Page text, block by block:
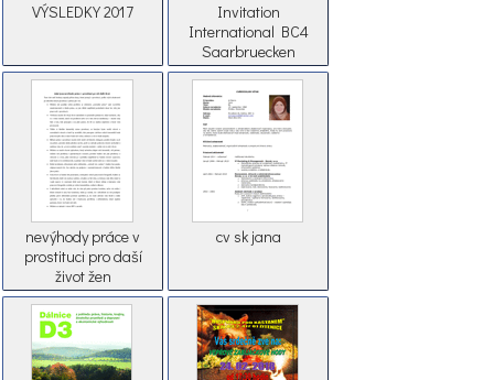
VÝSLEDKY 2017
Invitation
International BC4
Saarbruecken
GERMANY 2018 (2)
nevýhody práce v
prostituci pro daší
život žen
cv sk jana